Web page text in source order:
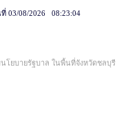
03/08/2026 08:23:04
โยบายรัฐบาล ในพื้นที่จังหวัดชลบุรี